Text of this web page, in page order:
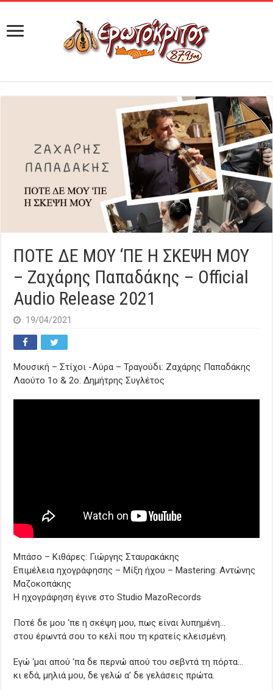
ΠΟΤΕ ΔΕ ΜΟΥ ‘ΠΕ Η ΣΚΕΨΗ ΜΟΥ
– Ζαχάρης Παπαδάκης – Official
Audio Release 2021
19/04/2021
Μουσική – Στίχοι -Λύρα – Τραγούδι: Ζαχάρης Παπαδάκης
Λαούτο 1ο & 2ο: Δημήτρης Συγλέτος
Μπάσο – Κιθάρες: Γιώργης Σταυρακάκης
Επιμέλεια ηχογράφησης – Μίξη ήχου – Mastering: Αντώνης
Μαζοκοπάκης
Η ηχογράφηση έγινε στο Studio MazoRecords
Ποτέ δε μου ‘πε η σκέψη μου, πως είναι λυπημένη…
στου έρωντά σου το κελί που τη κρατείς κλεισμένη.
Εγώ ‘μαι απού ‘πα δε περνώ απού του σεβντά τη πόρτα…
κι εδά, μηλιά μου, δε γελώ α’ δε γελάσεις πρώτα.